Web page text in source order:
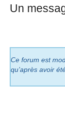
Un
Ce forum est
qu’après avoir